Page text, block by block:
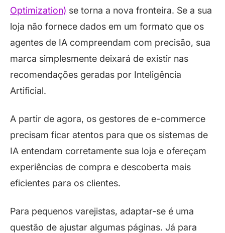
Optimization) se torna a nova fronteira. Se a sua
loja não fornece dados em um formato que os
agentes de IA compreendam com precisão, sua
marca simplesmente deixará de existir nas
recomendações geradas por Inteligência
Artificial.
A partir de agora, os gestores de e-commerce
precisam ficar atentos para que os sistemas de
IA entendam corretamente sua loja e ofereçam
experiências de compra e descoberta mais
eficientes para os clientes.
Para pequenos varejistas, adaptar-se é uma
questão de ajustar algumas páginas. Já para